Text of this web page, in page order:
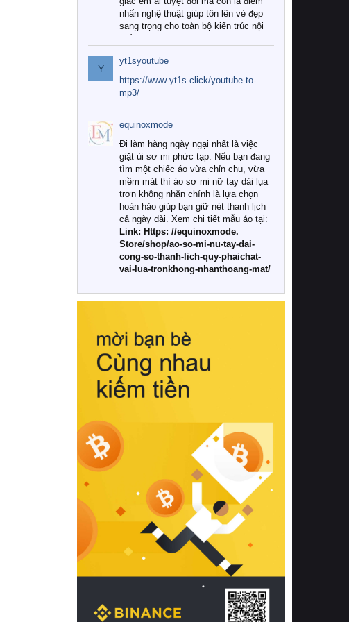
nhấn nghệ thuật giúp tôn lên vẻ đẹp
sang trọng cho toàn bộ kiến trúc nội
Tuy nhiên, giữa thị trường đa dạng
với vô vàn thương hiệu và mẫu mã
như hiện nay, làm thế nào để chọn
được những bộ chăn ga gối đệm cao
cấp thực sự chất lượng, phù hợp với
khí hậu và nhu cầu sử dụng của gia
đình? Hãy cùng chúng tôi đi tìm lời
giải đáp chi tiết qua bài viết dưới đây.
1. Tại sao các gia đình hiện đại lại ưa
chuộng chăn ga gối đệm cao cấp?
Khác với các dòng sản phẩm thông
thường, những bộ chăn ga gối đệm
cao cấp trải qua quy trình sản xuất
nghiêm ngặt từ khâu chọn lọc nguyên
liệu tự nhiên đến công nghệ dệt
nhuộm hiện đại không chứa hóa chất
này, bạn sẽ cảm nhận rõ rệt sự khác
hồi chuẩn xác của phần đệm nâng đỡ
cột sống.
Bên cạnh đó, việc lựa chọn các dòng
sản phẩm đạt chuẩn chất lượng quốc
tế còn giúp ngăn ngừa tình trạng kích
khuẩn và nấm mốc trong điều kiện
thời tiết nóng ẩm. Bạn có thể tìm hiểu
thêm các nghiên cứu khoa học về tác
động của giấc ngủ và môi trường
phòng ngủ đối với sức khỏe con
người tại Sleep Foundation (External
Link) để có cái nhìn toàn diện hơn.
2. Các tiêu chí vàng khi lựa chọn
chăn ga gối đệm cao cấp cho phòng
ngủ
Để sở hữu một bộ chăn ga gối đệm
cao cấp hoàn hảo cả về thẩm mỹ lẫn
công năng, người tiêu dùng cần cân
nhắc kỹ lưỡng các tiêu chí quan trọng
Y
yt1syoutube
https://www-yt1s.click/youtube-to-
mp3/
equinoxmode
Đi làm hàng ngày ngại nhất là việc
giặt ủi sơ mi phức tạp. Nếu bạn đang
tìm một chiếc áo vừa chỉn chu, vừa
mềm mát thì áo sơ mi nữ tay dài lụa
trơn không nhăn chính là lựa chọn
hoàn hảo giúp bạn giữ nét thanh lịch
cả ngày dài. Xem chi tiết mẫu áo tại:
Link: Https: //equinoxmode.
Store/shop/ao-so-mi-nu-tay-dai-
cong-so-thanh-lich-quy-phaichat-
vai-lua-tronkhong-nhanthoang-mat/